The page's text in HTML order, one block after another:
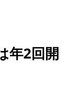
年2回開